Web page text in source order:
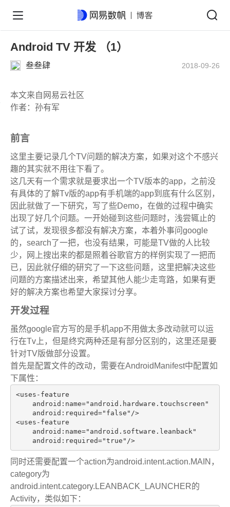
Android TV 开发 （1）
叁叁肆 2018-09-26
本文来自网易云社区
作者：孙有军
前言
这里主要记录几个TV问题的解决方案，如果对这个不感兴
趣的其实就不用往下看了。
这几天有一个需求就是要求出一个TV版本的app，之前没
有具体的了解Tv版的app有手机端的app到底有什么区别，
因此就做了一下研究，写了些Demo，在做的过程中确实
出现了好几个问题。一开始碰到这些问题时，浅尝辄止的
试了试，发现很多都没有解决方案，本着外事问google
的，search了一把，也没有结果，可能是TV做的人比较
少，网上搜出来的都是照着谷歌官方的样例实现了一把而
已，因此就仔细的研究了一下这些问题，这里把解决这些
问题的方案描述出来，希望其他人能少走弯路，如果有更
好的解决方案也希望大家探讨分享。
开发过程
虽然google官方写的是手机app不用做太多改动就可以运
行在Tv上，但是终究两种还是有部分区别的，这里还是要
针对TV版做部分设置。
首先是配置文件的改动，需要在AndroidManifest中配置如
下属性：
<uses-feature
android:name="android.hardware.touchscreen"
android:required="false"/>
<uses-feature
android:name="android.software.leanback"
android:required="true"/>
同时还需要配置一个action为android.intent.action.MAIN，
category为
android.intent.category.LEANBACK_LAUNCHER的
Activity，类似如下：